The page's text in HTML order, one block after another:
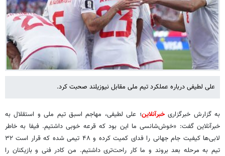
علی لطیفی درباره عملکرد تیم ملی مقابل نیوزیلند صحبت کرد.
به گزارش خبرگزاریخبرآنلاین؛ علی لطیفی، مهاجم اسبق تیم ملی و استقلال به
خبرآنلاین گفت: «خوش‌شانسی ما این بود که قرعه خوبی داشتیم. فیفا به خاطر
لابی‌ها کیفیت جام جهانی را فدای کمیت کرده و ۴۸ تیمی شده که قرار است ۳۲
تیم به مرحله بعد بروند و ما کار راحت‌تری داشتیم. من کادر فنی و بازیکنان را